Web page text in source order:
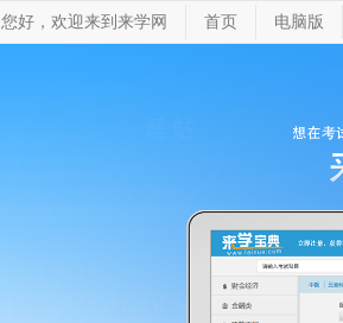
您好，欢迎来到来学网 首页 电脑版